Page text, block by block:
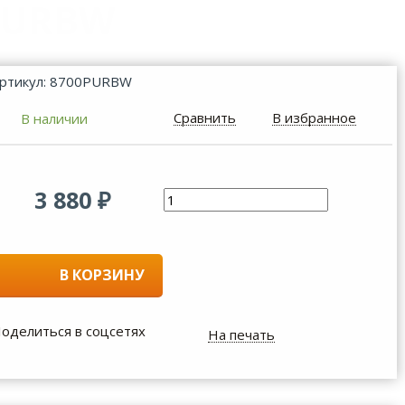
8700PURBW
В наличии Сравнить В избранное
3 880₽
В КОРЗИНУ